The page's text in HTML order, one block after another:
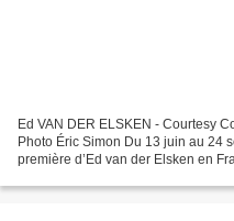
Ed VAN DER ELSKEN - Courtesy
Photo Éric Simon Du 13 juin au 24
première d’Ed van der Elsken en